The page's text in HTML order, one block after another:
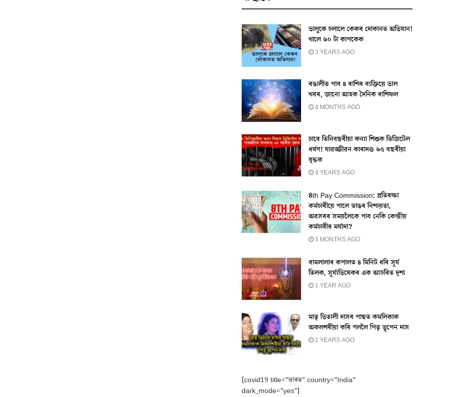
ভালুকে চলালে কেকৰ দোকানত অভিযান!
খালে ৬০ টা কাপকেক
3 YEARS AGO
ৰঙালীত পাব ৪ ৰাশিৰ ব্যক্তিয়ে ভাল
খবৰ, জানো আহক দৈনিক ৰাশিফল
4 MONTHS AGO
চাৰে তিনিবছৰীয়া কন্যা শিশুক ডিজিটেল
ধৰ্ষণ! যাৱজ্জীৱন কাৰাদণ্ড ৬৫ বছৰীয়া
বৃদ্ধক
4 YEARS AGO
8th Pay Commission: প্ৰতিৰক্ষা
কৰ্মচাৰীয়ে পালে ডাঙৰ নিশ্চয়তা,
অৱসৰৰ সময়লৈকে পাব নেকি কেন্দ্ৰীয়
কৰ্মচাৰীৰ মৰ্যাদা?
3 MONTHS AGO
ৰামলালাৰ কপালত ৪ মিনিট ধৰি সূৰ্য
তিলক, সূৰ্য্যভিষেকৰ এক আচৰিত দৃশ্য
1 YEAR AGO
মাতৃ ভিতালী দাসৰ পাছত কমলিকাক
অকলশৰীয়া কৰি গললৈ পিতৃ ভূপেন দাস
2 YEARS AGO
[covid19 title=”ভাৰত” country=”India”
dark_mode=”yes”]